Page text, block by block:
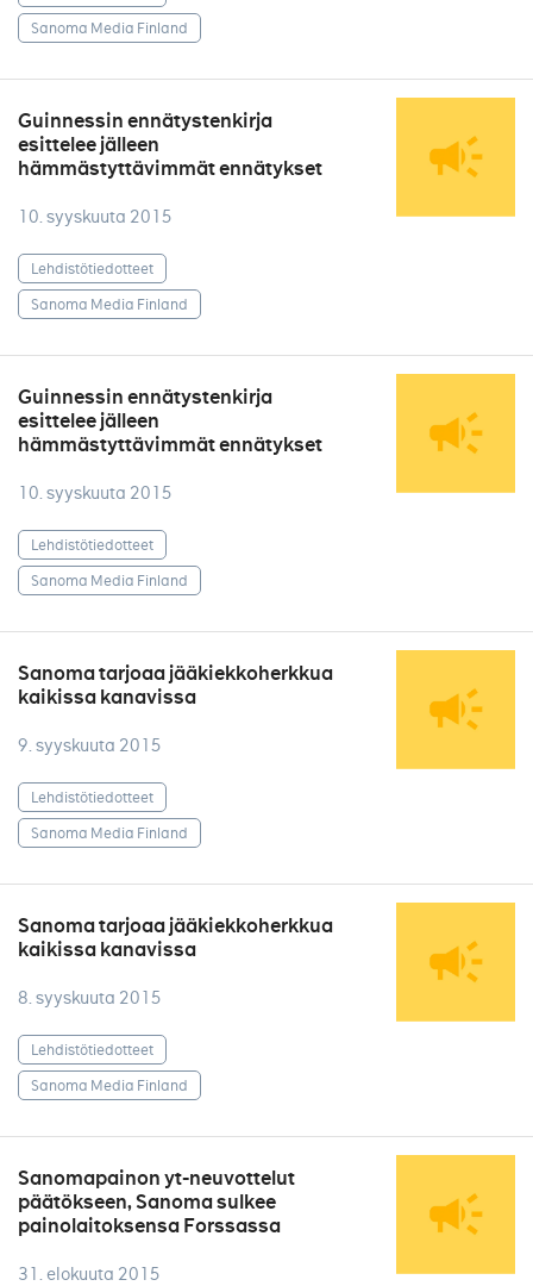
Sanoma Media Finland
Guinnessin ennätystenkirja
esittelee jälleen
hämmästyttävimmät ennätykset
10. syyskuuta 2015
Lehdistötiedotteet
Sanoma Media Finland
Guinnessin ennätystenkirja
esittelee jälleen
hämmästyttävimmät ennätykset
10. syyskuuta 2015
Lehdistötiedotteet
Sanoma Media Finland
Sanoma tarjoaa jääkiekkoherkkua
kaikissa kanavissa
9. syyskuuta 2015
Lehdistötiedotteet
Sanoma Media Finland
Sanoma tarjoaa jääkiekkoherkkua
kaikissa kanavissa
8. syyskuuta 2015
Lehdistötiedotteet
Sanoma Media Finland
Sanomapainon yt-neuvottelut
päätökseen, Sanoma sulkee
painolaitoksensa Forssassa
31. elokuuta 2015